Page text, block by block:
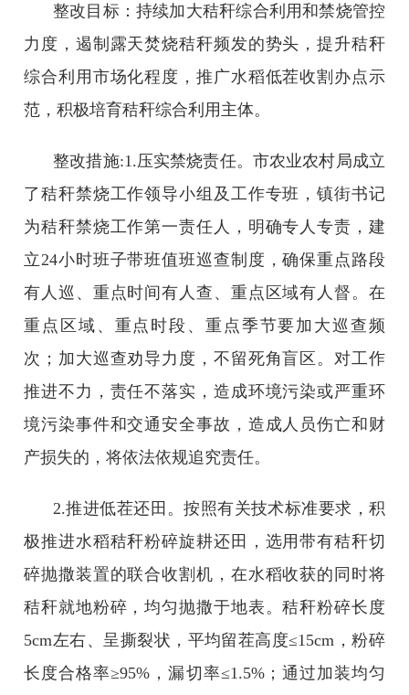
整改目标：持续加大秸秆综合利用和禁烧管控
力度，遏制露天焚烧秸秆频发的势头，提升秸秆
综合利用市场化程度，推广水稻低茬收割办点示
范，积极培育秸秆综合利用主体。
整改措施:1.压实禁烧责任。市农业农村局成立
了秸秆禁烧工作领导小组及工作专班，镇街书记
为秸秆禁烧工作第一责任人，明确专人专责，建
立24小时班子带班值班巡查制度，确保重点路段
有人巡、重点时间有人查、重点区域有人督。在
重点区域、重点时段、重点季节要加大巡查频
次；加大巡查劝导力度，不留死角盲区。对工作
推进不力，责任不落实，造成环境污染或严重环
境污染事件和交通安全事故，造成人员伤亡和财
产损失的，将依法依规追究责任。
2.推进低茬还田。按照有关技术标准要求，积
极推进水稻秸秆粉碎旋耕还田，选用带有秸秆切
碎抛撒装置的联合收割机，在水稻收获的同时将
秸秆就地粉碎，均匀抛撒于地表。秸秆粉碎长度
5cm左右、呈撕裂状，平均留茬高度≤15cm，粉碎
长度合格率≥95%，漏切率≤1.5%；通过加装均匀